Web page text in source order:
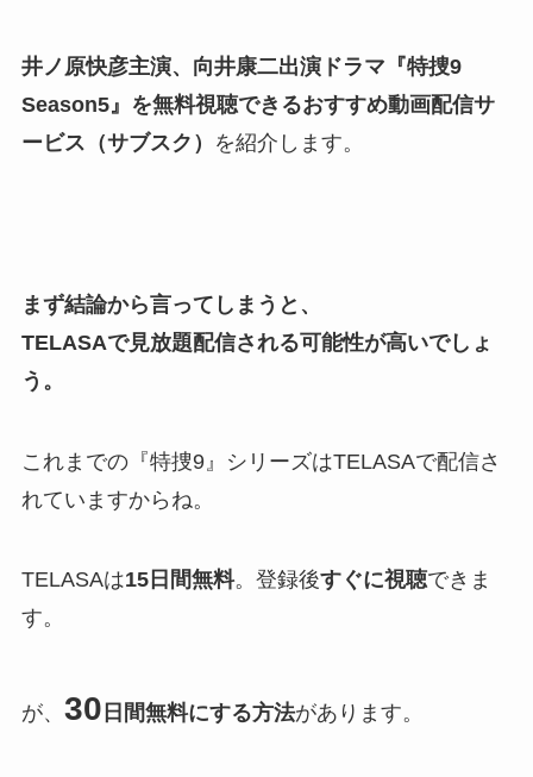
井ノ原快彦主演、向井康二出演ドラマ『特捜9
Season5』を無料視聴できるおすすめ動画配信サ
ービス（サブスク）
を紹介します。
まず結論から言ってしまうと、
TELASAで見放題配信される可能性が高いでしょ
う。
これまでの『特捜9』シリーズはTELASAで配信さ
れていますからね。
TELASAは15日間無料。登録後すぐに視聴できま
す。
が、 30 日間無料にする方法があります。